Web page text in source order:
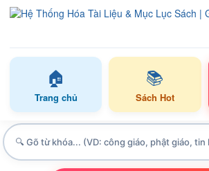
🏠
Trang chủ
📚
Sách Hot